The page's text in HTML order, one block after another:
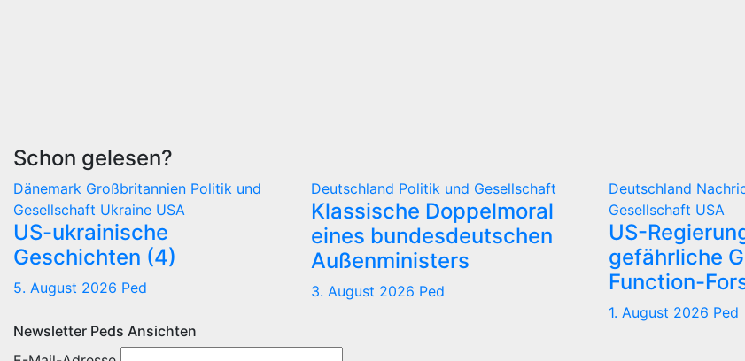
Schon gelesen?
Dänemark Großbritannien Politik und
Gesellschaft Ukraine USA
US-ukrainische
Geschichten (4)
5. August 2026 Ped
Deutschland Politik und Gesellschaft
Klassische Doppelmoral
eines bundesdeutschen
Außenministers
3. August 2026 Ped
Deutschland
Gesellschaft USA
US-
gefährliche
Function-
1. August 2026 Ped
Newsletter Peds Ansichten